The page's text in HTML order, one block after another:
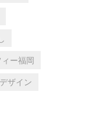
ー福岡
ザイン